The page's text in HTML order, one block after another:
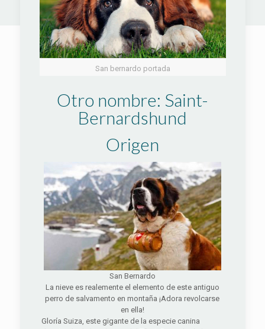
San bernardo portada
Otro nombre: Saint-
Bernardshund
Origen
San Bernardo
La nieve es realemente el elemento de este antiguo
perro de salvamento en montaña ¡Adora revolcarse
en ella!
Gloría Suiza, este gigante de la especie canina